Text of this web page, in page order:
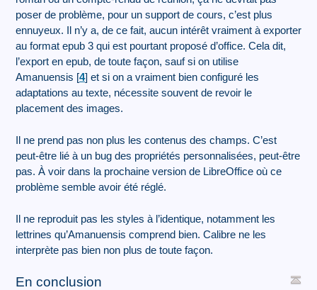
poser de problème, pour un support de cours, c’est plus
ennuyeux. Il n’y a, de ce fait, aucun intérêt vraiment à exporter
au format epub 3 qui est pourtant proposé d’office. Cela dit,
l’export en epub, de toute façon, sauf si on utilise
Amanuensis [4] et si on a vraiment bien configuré les
adaptations au texte, nécessite souvent de revoir le
placement des images.
Il ne prend pas non plus les contenus des champs. C’est
peut-être lié à un bug des propriétés personnalisées, peut-être
pas. À voir dans la prochaine version de LibreOffice où ce
problème semble avoir été réglé.
Il ne reproduit pas les styles à l’identique, notamment les
lettrines qu’Amanuensis comprend bien. Calibre ne les
interprète pas bien non plus de toute façon.
En conclusion